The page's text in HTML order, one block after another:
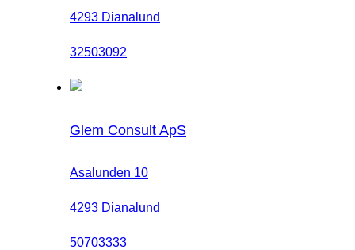
4293 Dianalund
32503092
Glem Consult ApS
Asalunden 10
4293 Dianalund
50703333